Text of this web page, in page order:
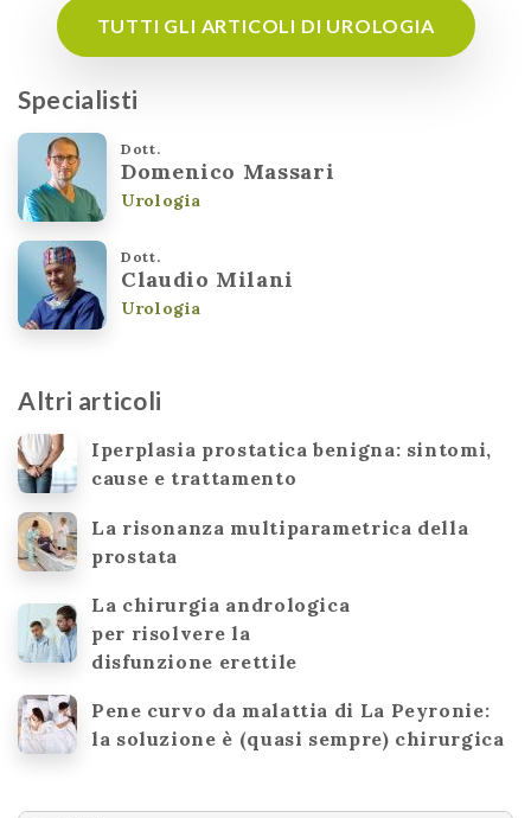
TUTTI GLI ARTICOLI DI UROLOGIA
Specialisti
Dott.
Domenico Massari
Urologia
Dott.
Claudio Milani
Urologia
Altri articoli
Iperplasia prostatica benigna: sintomi,
cause e trattamento
La risonanza multiparametrica della
prostata
La chirurgia andrologica
per risolvere la
disfunzione erettile
Pene curvo da malattia di La Peyronie:
la soluzione è (quasi sempre) chirurgica